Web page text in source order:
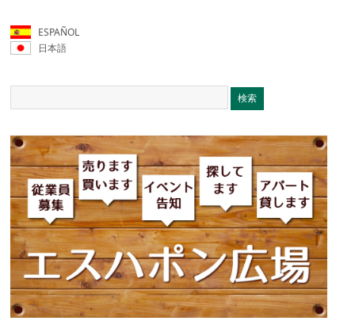
ESPAÑOL
日本語